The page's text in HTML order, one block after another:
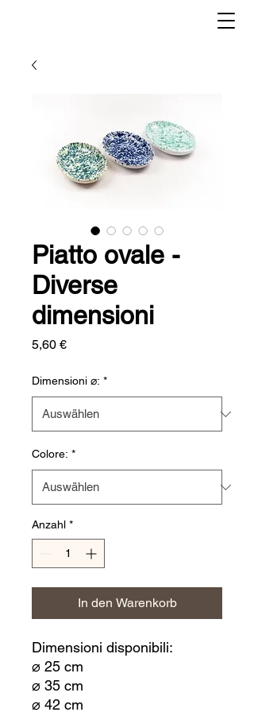
Piatto ovale -
Diverse
dimensioni
5,60 €Preis
Dimensioni ⌀: *
Colore: *
Anzahl *
In den Warenkorb
Dimensioni disponibili:
⌀ 25 cm
⌀ 35 cm
⌀ 42 cm